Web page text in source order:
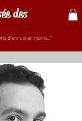
des
d'ennuis en moins..."